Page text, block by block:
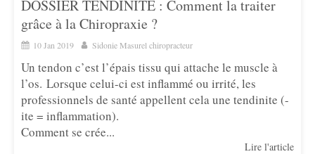
DOSSIER TENDINITE : Comment la traiter
grâce à la Chiropraxie ?
10 Jan 2019 Sidonie Masurel chiropracteur
Un tendon c’est l’épais tissu qui attache le muscle à
l’os. Lorsque celui-ci est inflammé ou irrité, les
professionnels de santé appellent cela une tendinite (-
ite = inflammation).
Comment se crée...
Lire l'article